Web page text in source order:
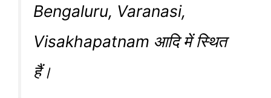
Bengaluru, Varanasi,
Visakhapatnam आदि में स्थित
हैं।